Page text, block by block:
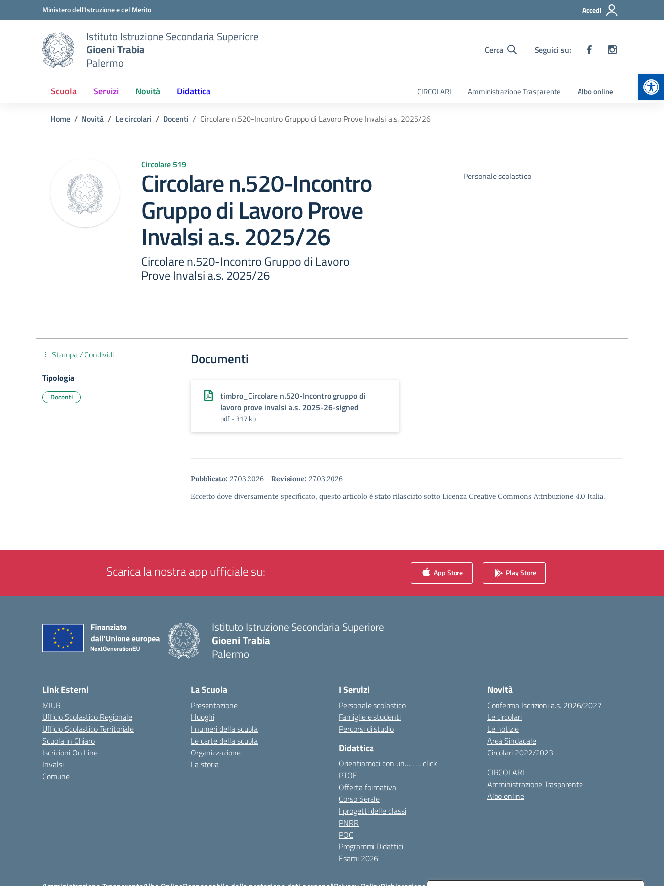
Vai ai contenuti
Vai al menu di navigazioneMinistero dell'Istruzione e del Merito Accedi
Istituto Istruzione Secondaria Superiore
Gioeni Trabia
Palermo
Cerca Seguici su:
Scuola Servizi Novità Didattica CIRCOLARI Amministrazione Trasparente Albo online
Home Novità Le circolari Docenti Circolare n.520-Incontro Gruppo di Lavoro Prove Invalsi a.s. 2025/26
Circolare 519
Circolare n.520-Incontro
Gruppo di Lavoro Prove
Invalsi a.s. 2025/26
Circolare n.520-Incontro Gruppo di Lavoro
Prove Invalsi a.s. 2025/26
Personale scolastico
Documenti
timbro_Circolare n.520-Incontro gruppo di
lavoro prove invalsi a.s. 2025-26-signed
pdf - 317 kb
Pubblicato: 27.03.2026 - Revisione: 27.03.2026
Eccetto dove diversamente specificato, questo articolo è stato rilasciato sotto Licenza Creative Commons Attribuzione 4.0 Italia.
Stampa / Condividi
Tipologia
Docenti
Scarica la nostra app ufficiale su: App Store Play Store
Istituto Istruzione Secondaria Superiore
Gioeni Trabia
Palermo
Link Esterni
MIUR
Ufficio Scolastico Regionale
Ufficio Scolastico Territoriale
Scuola in Chiaro
Iscrizioni On Line
Invalsi
Comune
La Scuola
Presentazione
I luoghi
I numeri della scuola
Le carte della scuola
Organizzazione
La storia
I Servizi
Personale scolastico
Famiglie e studenti
Percorsi di studio
Didattica
Orientiamoci con un……… click
PTOF
Offerta formativa
Corso Serale
I progetti delle classi
PNRR
POC
Programmi Didattici
Esami 2026
Novità
Conferma Iscrizioni a.s. 2026/2027
Le circolari
Le notizie
Area Sindacale
Circolari 2022/2023
CIRCOLARI
Amministrazione Trasparente
Albo online